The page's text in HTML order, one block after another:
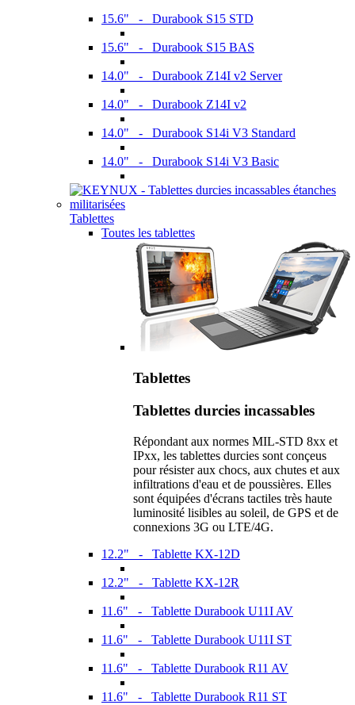
15.6" - Durabook S15 STD
15.6" - Durabook S15 BAS
14.0" - Durabook Z14I v2 Server
14.0" - Durabook Z14I v2
14.0" - Durabook S14i V3 Standard
14.0" - Durabook S14i V3 Basic
Tablettes
Toutes les tablettes
Tablettes
Tablettes durcies incassables
Répondant aux normes MIL-STD 8xx et
IPxx, les tablettes durcies sont conçeus
pour résister aux chocs, aux chutes et aux
infiltrations d'eau et de poussières. Elles
sont équipées d'écrans tactiles très haute
luminosité lisibles au soleil, de GPS et de
connexions 3G ou LTE/4G.
12.2" - Tablette KX-12D
12.2" - Tablette KX-12R
11.6" - Tablette Durabook U11I AV
11.6" - Tablette Durabook U11I ST
11.6" - Tablette Durabook R11 AV
11.6" - Tablette Durabook R11 ST